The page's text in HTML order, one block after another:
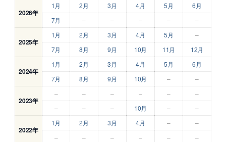
2026年
1月 2月 3月 4月 5月
6月
7月
– – – – –
2025年
1月 2月 3月 4月 5月
–
7月
8月 9月 10月 11月 12月
2024年
1月 2月 3月 4月 5月
6月
7月
8月 9月 10月 – –
2023年
– – – – –
–
–
– – 10月 – –
2022年
1月 2月 3月 4月 –
–
–
– – – – –